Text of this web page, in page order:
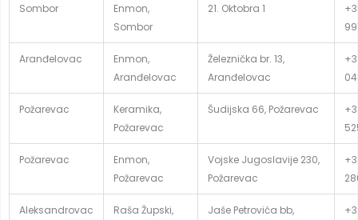
Sombor
Enmon,
Sombor
21. Oktobra 1
Aranđelovac
Enmon,
Aranđelovac
Železnička br. 13,
Aranđelovac
Požarevac
Keramika,
Požarevac
Šudijska 66, Požarevac
Požarevac
Enmon,
Požarevac
Vojske Jugoslavije 230,
Požarevac
Aleksandrovac
Raša Župski,
Jaše Petrovića bb,